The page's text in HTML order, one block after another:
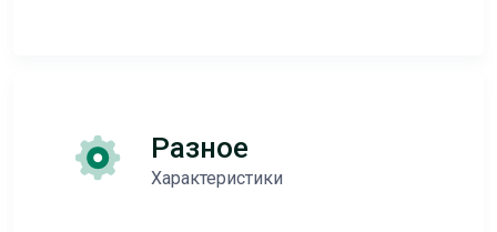
Разное
Характеристики